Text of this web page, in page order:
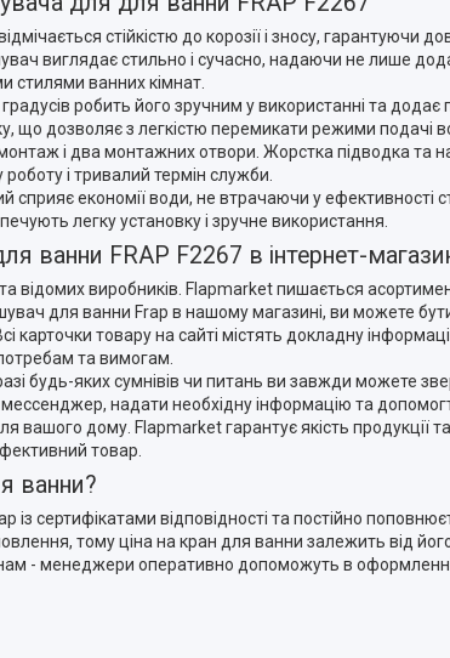
стійкістю до корозії і зносу, гарантуючи
виглядає стильно і сучасно, надаючи не лише
стилями ванних кімнат.
робить його зручним у використанні та додає
що дозволяє з легкістю перемикати режими подачі
і два монтажних отвори. Жорстка підводка та
і тривалий термін служби.
сприяє економії води, не втрачаючи у ефективності
легку установку і зручне використання.
ванни FRAP F2267 в інтернет-
відомих виробників. Flapmarket пишається
для ванни Frap в нашому магазині, ви можете бути
карточки товару на сайті містять докладну
та вимогам.
будь-яких сумнівів чи питань ви завжди можете
надати необхідну інформацію та
вашого дому. Flapmarket гарантує якість
товар.
ванни?
із сертифікатами відповідності та постійно
тому ціна на кран для ванни залежить від
- менеджери оперативно допоможуть в